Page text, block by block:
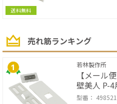
送料無料
売れ筋ランキング
若林製作所
【メール
壁美人 P-
4Shw-1
型番：